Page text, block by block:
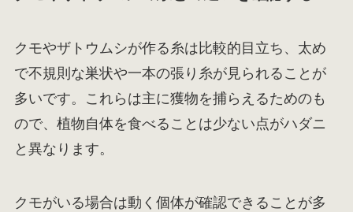
クモやザトウムシが作る糸は比較的目立ち、太め
で不規則な巣状や一本の張り糸が見られることが
多いです。これらは主に獲物を捕らえるためのも
ので、植物自体を食べることは少ない点がハダニ
と異なります。
クモがいる場合は動く個体が確認できることが多